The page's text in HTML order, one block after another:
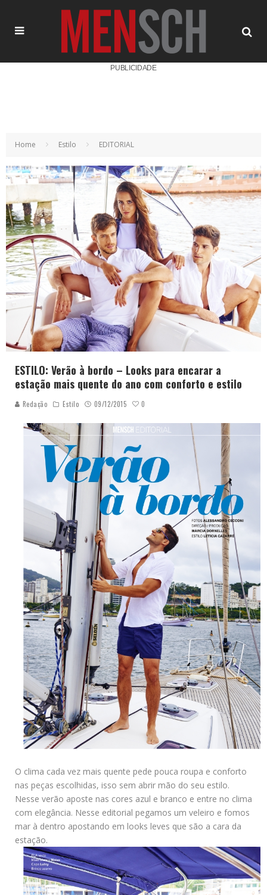
PUBLICIDADE
Home Estilo EDITORIAL
ESTILO: Verão à bordo – Looks para encarar a
estação mais quente do ano com conforto e estilo
Redação Estilo 09/12/2015 0
O clima cada vez mais quente pede pouca roupa e conforto
nas peças escolhidas, isso sem abrir mão do seu estilo.
Nesse verão aposte nas cores azul e branco e entre no clima
com elegância. Nesse editorial pegamos um veleiro e fomos
mar à dentro apostando em looks leves que são a cara da
estação.